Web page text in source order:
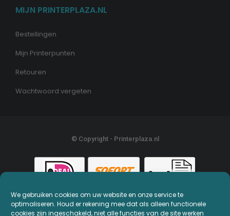
We gebruiken cookies om uw website en onze service te
optimaliseren. Houd er rekening mee dat als alleen functionele
cookies zijn ingeschakeld, niet alle functies van de site werken
MIJN PRINTERPLAZA.NL
Bestellingen
Mijn Printerpunten
Retouren
Wachtwoord vergeten
© Copyright - Printerplaza.nl